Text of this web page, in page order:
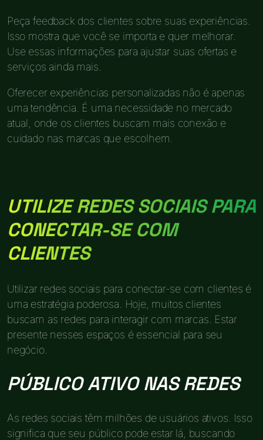
Peça feedback dos clientes sobre suas experiências.
Isso mostra que você se importa e quer melhorar.
Use essas informações para ajustar suas ofertas e
serviços ainda mais.
Oferecer experiências personalizadas não é apenas
uma tendência. É uma necessidade no mercado
atual, onde os clientes buscam mais conexão e
cuidado nas marcas que escolhem.
UTILIZE REDES SOCIAIS PARA
CONECTAR-SE COM
CLIENTES
Utilizar redes sociais para conectar-se com clientes é
uma estratégia poderosa. Hoje, muitos clientes
buscam as redes para interagir com marcas. Estar
presente nesses espaços é essencial para seu
negócio.
PÚBLICO ATIVO NAS REDES
As redes sociais têm milhões de usuários ativos. Isso
significa que seu público pode estar lá, buscando